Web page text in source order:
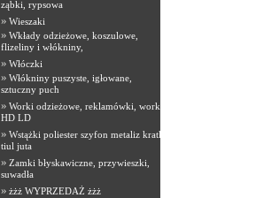
ząbki, rypsowa
» Wieszaki
» Wkłady odzieżowe, koszulowe,
flizeliny i włókniny,
» Włóczki
» Włókniny puszyste, igłowane,
sztuczny puch
» Worki odzieżowe, reklamówki, worki
HD LD
» Wstążki poliester szyfon metaliz kratka
tiul juta
» Zamki błyskawiczne, przywieszki,
suwadła
» żżż WYPRZEDAŻ żżż